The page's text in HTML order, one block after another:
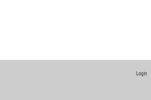
Login